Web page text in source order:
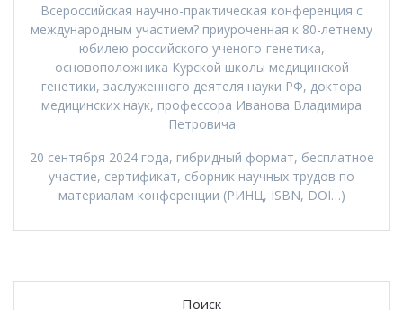
Всероссийская научно-практическая конференция с
международным участием? приуроченная к 80-летнему
юбилею российского ученого-генетика,
основоположника Курской школы медицинской
генетики, заслуженного деятеля науки РФ, доктора
медицинских наук, профессора Иванова Владимира
Петровича
20 сентября 2024 года, гибридный формат, бесплатное
участие, сертификат, сборник научных трудов по
материалам конференции (РИНЦ, ISBN, DOI…)
Поиск